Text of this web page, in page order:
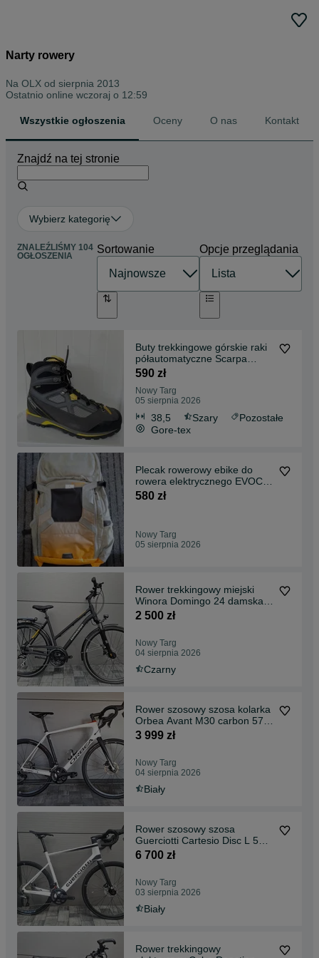
Narty rowery
Na OLX od sierpnia 2013
Ostatnio online wczoraj o 12:59
Wszystkie ogłoszenia Oceny O nas Kontakt
Znajdź na tej stronie
Wybierz kategorię
ZNALEŹLIŚMY 104
OGŁOSZENIA
Sortowanie Opcje przeglądania
Buty trekkingowe górskie raki
półautomatyczne Scarpa
Rebel Lite GTX 38
590 zł
Nowy Targ
05 sierpnia 2026
38,5 Szary
Pozostałe
Gore-tex
Plecak rowerowy ebike do
rowera elektrycznego EVOC
Fr Enduro E-ride 16 na baterie
580 zł
Nowy Targ
05 sierpnia 2026
Rower trekkingowy miejski
Winora Domingo 24 damska
przerzutki Shimano hydraulika
2 500 zł
Nowy Targ
04 sierpnia 2026
Czarny
Rower szosowy szosa kolarka
Orbea Avant M30 carbon 57 L
/ XL Shimano 105 tarcze
3 999 zł
Nowy Targ
04 sierpnia 2026
Biały
Rower szosowy szosa
Guerciotti Cartesio Disc L 56
full Shimano Ultegra 11v
6 700 zł
Nowy Targ
03 sierpnia 2026
Biały
Rower trekkingowy